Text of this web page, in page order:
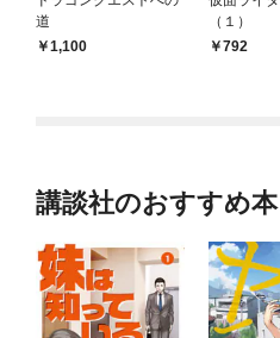
道
1,100
（１）
792
講談社のおすすめ本